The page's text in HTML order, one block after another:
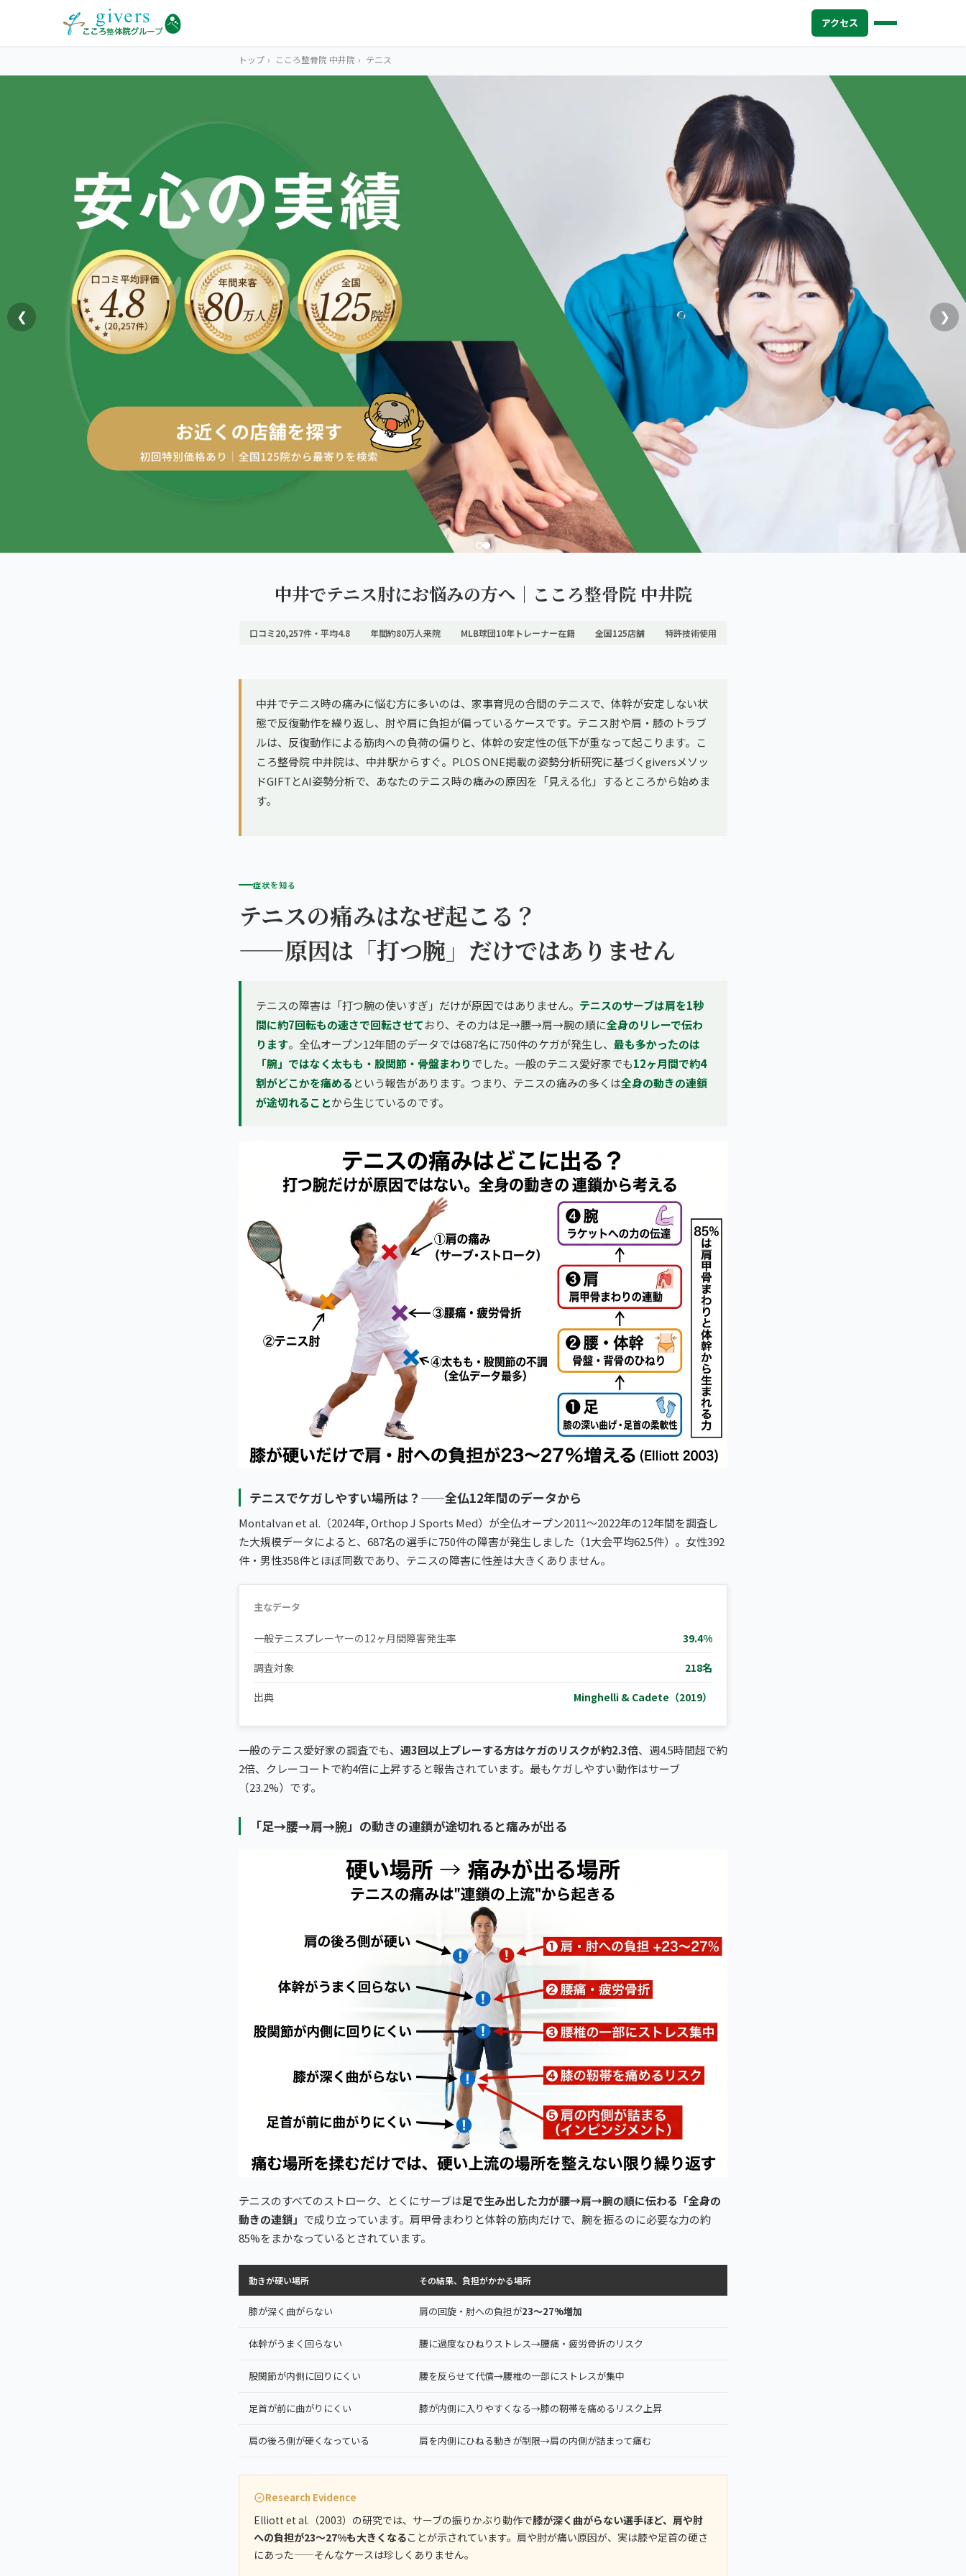
アクセス
トップ
SYMPTOMS 症状から探す
肩こり・首こり
四十肩・五十肩
膝痛・関節痛
股関節の痛み
産後の不調・体型の崩れ
メニューから探す
店舗一覧
エリアから探す
札幌エリア（13院）
仙台エリア（4院）
ABOUT US
こころ整体院グループについて
初めての方へ
ご予約はこちら
OUR CONCEPT
とらわれないカラ
ダを。
トップ › こころ整骨院 中井院 › テニス
❮ ❯
中井でテニス肘にお悩みの方へ｜こころ整骨院 中井院
口コミ20,257件・平均4.8 年間約80万人来院 MLB球団10年トレーナー在籍 全国125店舗 特許技術使用
中井でテニス時の痛みに悩む方に多いのは、家事育児の合間のテニスで、体幹が安定しない状
態で反復動作を繰り返し、肘や肩に負担が偏っているケースです。テニス肘や肩・膝のトラブ
ルは、反復動作による筋肉への負荷の偏りと、体幹の安定性の低下が重なって起こります。こ
ころ整骨院 中井院は、中井駅からすぐ。PLOS ONE掲載の姿勢分析研究に基づくgiversメソッ
ドGIFTとAI姿勢分析で、あなたのテニス時の痛みの原因を「見える化」するところから始めま
す。
症状を知る
テニスの痛みはなぜ起こる？
——原因は「打つ腕」だけではありません
テニスの障害は「打つ腕の使いすぎ」だけが原因ではありません。 テニスのサーブは肩を1秒
間に約7回転もの速さで回転させており、その力は足→腰→肩→腕の順に全身のリレーで伝わ
ります。全仏オープン12年間のデータでは687名に750件のケガが発生し、 最も多かったのは
「腕」ではなく太もも・股関節・骨盤まわりでした。一般のテニス愛好家でも12ヶ月間で約4
割がどこかを痛める という報告があります。つまり、テニスの痛みの多くは全身の動きの連鎖
が途切れることから生じているのです。
テニスでケガしやすい場所は？——全仏12年間のデータから
Montalvan et al.（2024年, Orthop J Sports Med）が全仏オープン2011〜2022年の12年間を調査し
た大規模データによると、687名の選手に750件の障害が発生しました（1大会平均62.5件）。女性392
件・男性358件とほぼ同数であり、テニスの障害に性差は大きくありません。
主なデータ
一般テニスプレーヤーの12ヶ月間障害発生率 39.4%
調査対象 218名
出典 Minghelli & Cadete（2019）
一般のテニス愛好家の調査でも、 週3回以上プレーする方はケガのリスクが約2.3倍、週4.5時間超で約
2倍、クレーコートで約4倍に上昇すると報告されています。最もケガしやすい動作はサーブ
（23.2%）です。
「足→腰→肩→腕」の動きの連鎖が途切れると痛みが出る
テニスのすべてのストローク、とくにサーブは足で生み出した力が腰→肩→腕の順に伝わる「全身の
動きの連鎖」 で成り立っています。肩甲骨まわりと体幹の筋肉だけで、腕を振るのに必要な力の約
85%をまかなっているとされています。
動きが硬い場所 その結果、負担がかかる場所
膝が深く曲がらない 肩の回旋・肘への負担が23〜27%増加
体幹がうまく回らない 腰に過度なひねりストレス→腰痛・疲労骨折のリスク
股関節が内側に回りにくい 腰を反らせて代償→腰椎の一部にストレスが集中
足首が前に曲がりにくい 膝が内側に入りやすくなる→膝の靭帯を痛めるリスク上昇
肩の後ろ側が硬くなっている 肩を内側にひねる動きが制限→肩の内側が詰まって痛む
Research Evidence
Elliott et al.（2003）の研究では、サーブの振りかぶり動作で膝が深く曲がらない選手ほど、肩や肘
への負担が23〜27%も大きくなることが示されています。肩や肘が痛い原因が、実は膝や足首の硬さ
にあった——そんなケースは珍しくありません。